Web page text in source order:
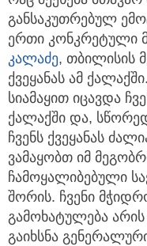
განსაკუთრებულ
ერთი კონკრეტული
კალაძე, თბილისის
ქვეყანას ამ
სიამაყით იცავდა
ქალაქში და,
ჩვენს ქვეყანას
ვამაყობთ იმ
ჩამოყალიბებული
შორის. ჩვენი
გამოხატულება
გაიხსნა